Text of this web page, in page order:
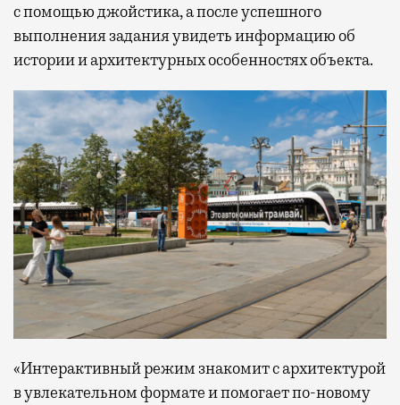
с помощью джойстика, а после успешного
выполнения задания увидеть информацию об
истории и архитектурных особенностях объекта.
«Интерактивный режим знакомит с архитектурой
в увлекательном формате и помогает по-новому